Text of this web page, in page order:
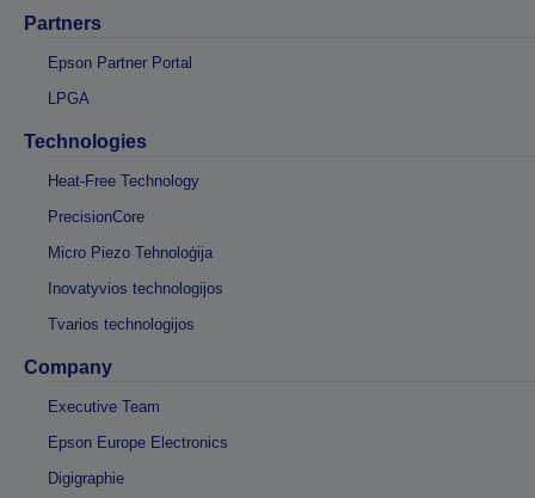
Partners
Epson Partner Portal
LPGA
Technologies
Heat-Free Technology
PrecisionCore
Micro Piezo Tehnoloģija
Inovatyvios technologijos
Tvarios technologijos
Company
Executive Team
Epson Europe Electronics
Digigraphie